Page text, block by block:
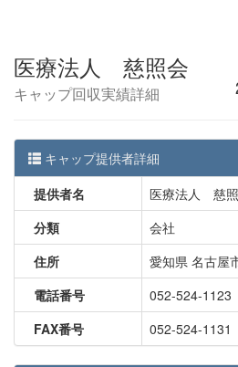
医療法人 慈照会
キャップ回収実績詳細
キャップ提供者詳細
提供者名
医療法人 慈
分類
会社
住所
愛知県 名古屋
電話番号
052-524-1123
FAX番号
052-524-1131